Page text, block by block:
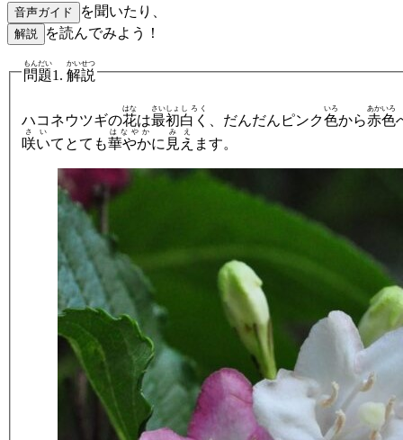
音声ガイド を聞いたり、
解説 を読んでみよう！
問題
もんだい
1. 解説
かいせつ
ハコネウツギの花
はな
は最初
さいしょ
白く
しろく
、だんだんピンク色
いろ
から赤色
あかいろ
咲い
さい
てとても華やか
はなやか
に 見え
みえ
ます。